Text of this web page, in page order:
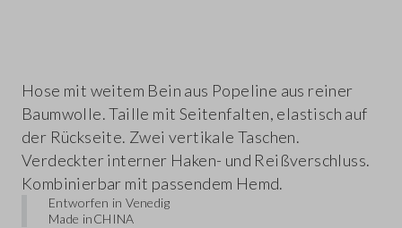
Hose mit weitem Bein aus Popeline aus reiner
Baumwolle. Taille mit Seitenfalten, elastisch auf
der Rückseite. Zwei vertikale Taschen.
Verdeckter interner Haken- und Reißverschluss.
Kombinierbar mit passendem Hemd.
Entworfen in Venedig
Made inCHINA